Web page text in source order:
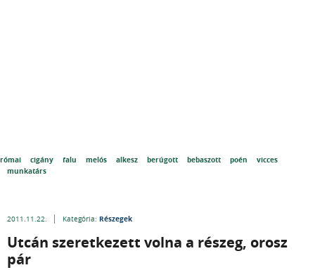
római cigány falu melós alkesz berúgott bebaszott poén
vicces
munkatárs
2011.11.22. Kategória: Részegek
Utcán szeretkezett volna a részeg, orosz
pár